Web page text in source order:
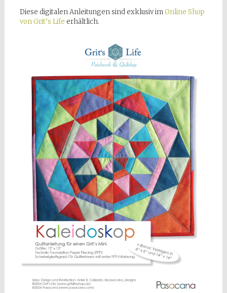
Diese digitalen Anleitungen sind exklusiv imOnline Shop
von Grit’s Life erhältlich.